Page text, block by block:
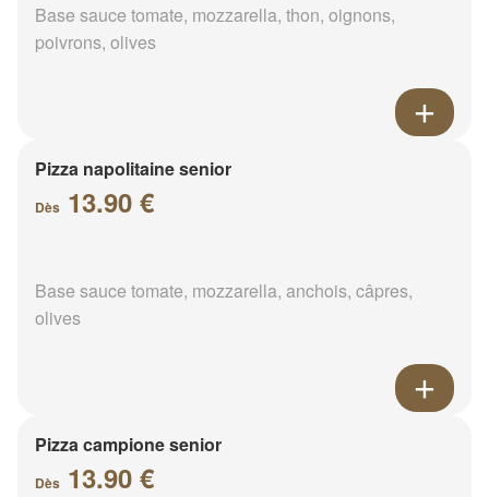
Base sauce tomate, mozzarella, thon, oignons,
poivrons, olives
Pizza napolitaine senior
Dès 13.90 €
Base sauce tomate, mozzarella, anchois, câpres,
olives
Pizza campione senior
Dès 13.90 €